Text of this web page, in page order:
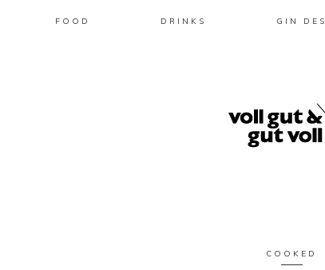
FOOD DRINKS GIN
COOKED